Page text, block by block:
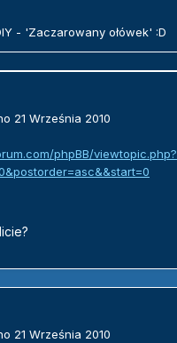
- 'Zaczarowany ołówek' :D
21 Września 2010
phpBB/viewtopic.php?
21 Września 2010